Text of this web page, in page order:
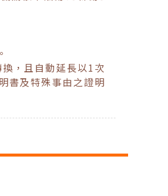
，且自動延長以1次
書及特殊事由之證明